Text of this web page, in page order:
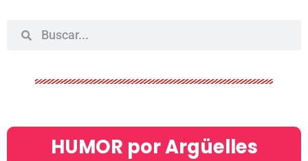
HUMOR por Argüelles​